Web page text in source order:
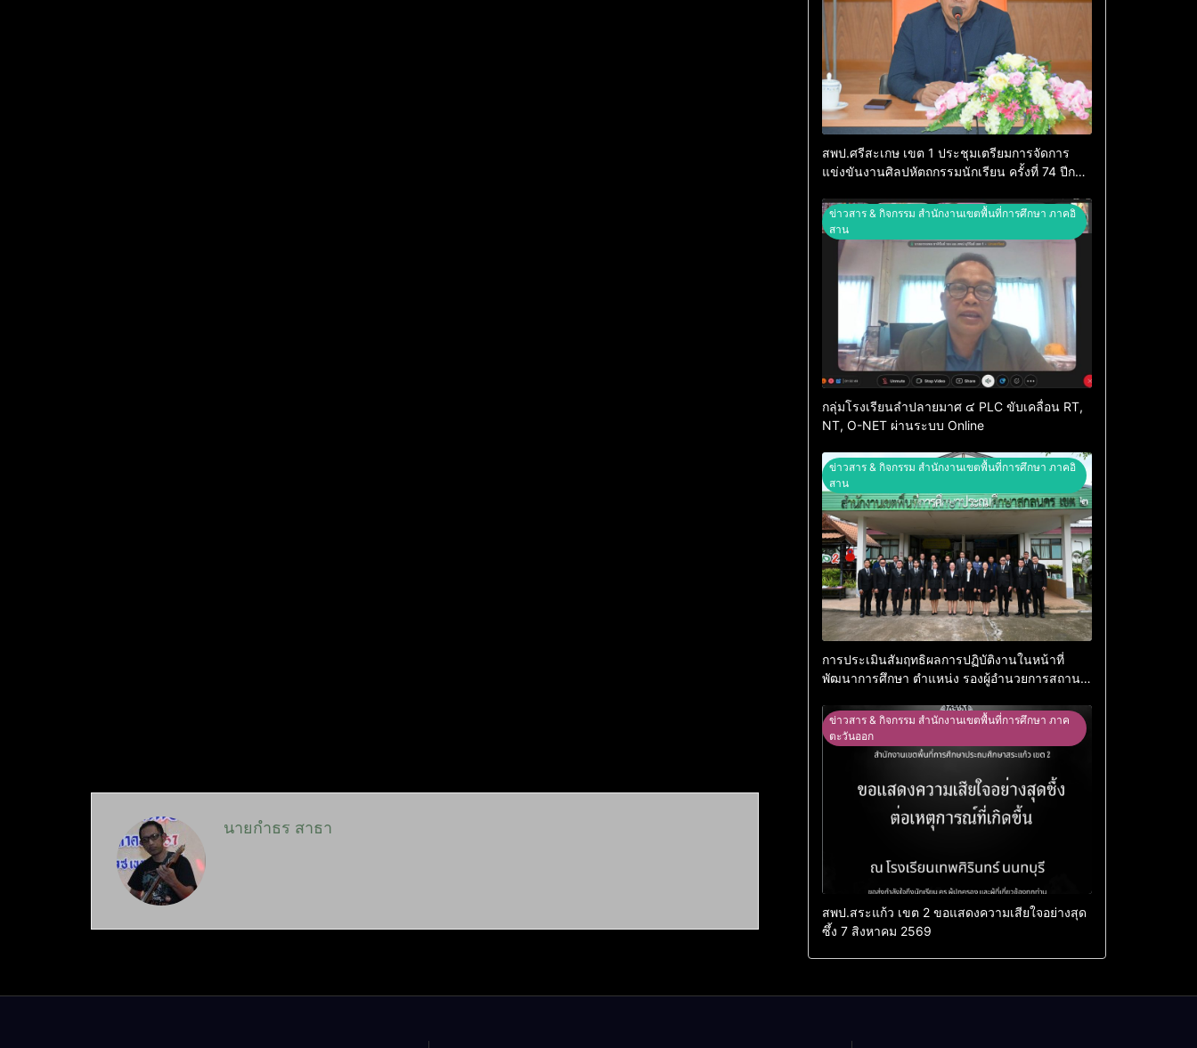
นายกำธร สาธา
สพป.ศรีสะเกษ เขต 1 ประชุมเตรียมการจัดการ
แข่งขันงานศิลปหัตถกรรมนักเรียน ครั้งที่ 74 ปีการ
ข่าวสาร & กิจกรรม สำนักงานเขตพื้นที่การศึกษา ภาคอิ
สาน
กลุ่มโรงเรียนลำปลายมาศ ๔ PLC ขับเคลื่อน RT,
NT, O-NET ผ่านระบบ Online
ข่าวสาร & กิจกรรม สำนักงานเขตพื้นที่การศึกษา ภาคอิ
สาน
การประเมินสัมฤทธิผลการปฏิบัติงานในหน้าที่
พัฒนาการศึกษา ตำแหน่ง รองผู้อำนวยการสถาน
ข่าวสาร & กิจกรรม สำนักงานเขตพื้นที่การศึกษา ภาค
ตะวันออก
สพป.สระแก้ว เขต 2 ขอแสดงความเสียใจอย่างสุด
ซึ้ง 7 สิงหาคม 2569